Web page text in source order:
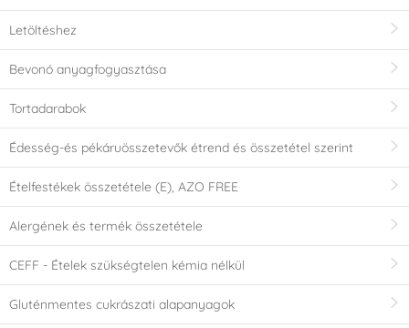
Letöltéshez
Bevonó anyagfogyasztása
Tortadarabok
Édesség-és pékáruösszetevők étrend és összetétel szerint
Ételfestékek összetétele (E), AZO FREE
Alergének és termék összetétele
CEFF - Ételek szükségtelen kémia nélkül
Gluténmentes cukrászati alapanyagok